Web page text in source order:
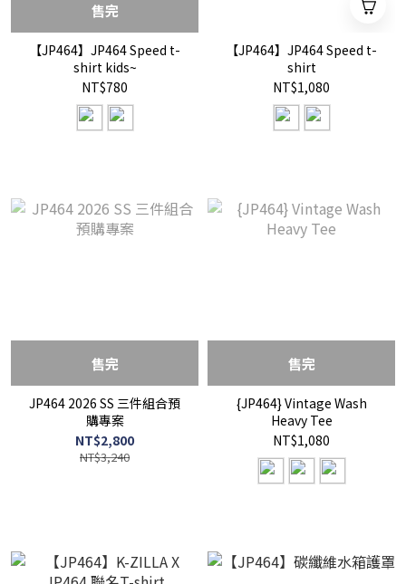
售完
【JP464】JP464 Speed t-
shirt kids~
NT$780
【JP464】JP464 Speed t-
shirt
NT$1,080
售完
JP464 2026 SS 三件組合預
購專案
NT$2,800
NT$3,240
售完
{JP464} Vintage Wash
Heavy Tee
NT$1,080